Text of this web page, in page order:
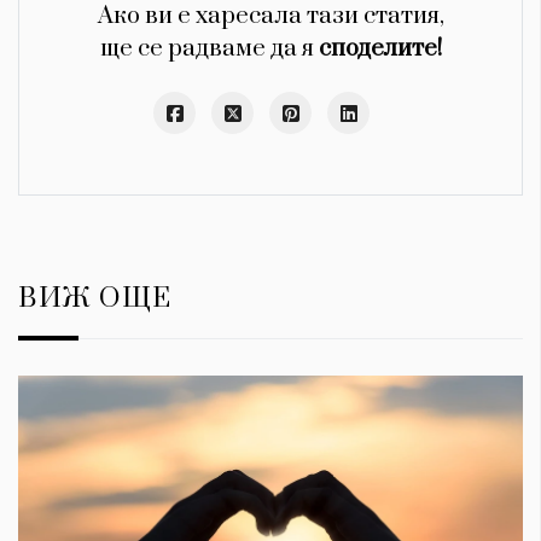
Ако ви е харесала тази статия,
ще се радваме да я споделите!
ВИЖ ОЩЕ